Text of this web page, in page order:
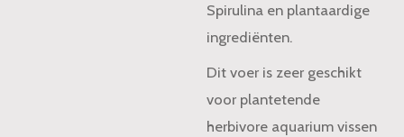
Spirulina en plantaardige
ingrediënten.
Dit voer is zeer geschikt
voor plantetende
herbivore aquarium vissen